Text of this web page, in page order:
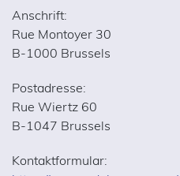
Anschrift:
Rue Montoyer 30
B-1000 Brussels
Postadresse:
Rue Wiertz 60
B-1047 Brussels
Kontaktformular: